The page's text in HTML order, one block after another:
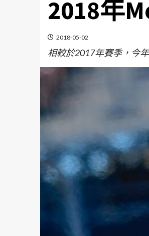
2018年
2018-05-02
相較於2017年賽季，今